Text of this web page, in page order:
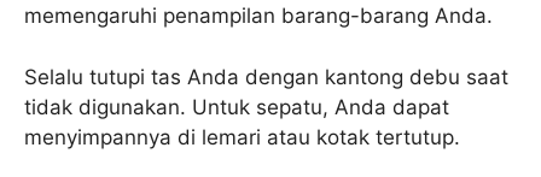
memengaruhi penampilan barang-barang Anda.
Selalu tutupi tas Anda dengan kantong debu saat
tidak digunakan. Untuk sepatu, Anda dapat
menyimpannya di lemari atau kotak tertutup.